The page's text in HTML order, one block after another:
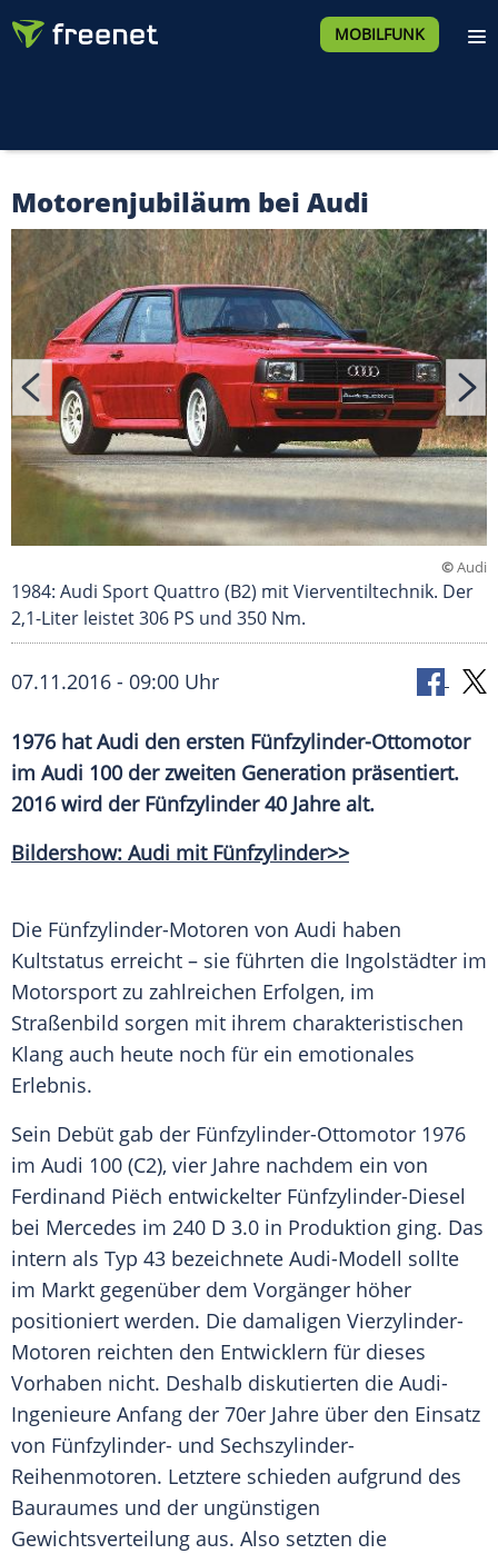
MOBILFUNK
Motorenjubiläum bei Audi
©Audi
1984: Audi Sport Quattro (B2) mit Vierventiltechnik. Der
2,1-Liter leistet 306 PS und 350 Nm.
07.11.2016 - 09:00 Uhr
1976 hat Audi den ersten Fünfzylinder-Ottomotor
im Audi 100 der zweiten Generation präsentiert.
2016 wird der Fünfzylinder 40 Jahre alt.
Bildershow: Audi mit Fünfzylinder>>
Die Fünfzylinder-Motoren von Audi haben
Kultstatus erreicht – sie führten die Ingolstädter im
Motorsport zu zahlreichen Erfolgen, im
Straßenbild sorgen mit ihrem charakteristischen
Klang auch heute noch für ein emotionales
Erlebnis.
Sein Debüt gab der Fünfzylinder-Ottomotor 1976
im Audi 100 (C2), vier Jahre nachdem ein von
Ferdinand Piëch entwickelter Fünfzylinder-Diesel
bei Mercedes im 240 D 3.0 in Produktion ging. Das
intern als Typ 43 bezeichnete Audi-Modell sollte
im Markt gegenüber dem Vorgänger höher
positioniert werden. Die damaligen Vierzylinder-
Motoren reichten den Entwicklern für dieses
Vorhaben nicht. Deshalb diskutierten die Audi-
Ingenieure Anfang der 70er Jahre über den Einsatz
von Fünfzylinder- und Sechszylinder-
Reihenmotoren. Letztere schieden aufgrund des
Bauraumes und der ungünstigen
Gewichtsverteilung aus. Also setzten die